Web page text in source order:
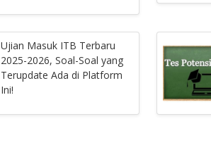
Ujian Masuk ITB Terbaru
2025-2026, Soal-Soal yang
Terupdate Ada di Platform
Ini!